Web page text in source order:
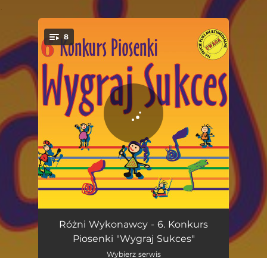
You're all set!
8
Wyruszamy w świat 03:04
Moja klasa III a
Różni Wykonawcy - 6. Konkurs
Piosenki "Wygraj Sukces"
Wybierz serwis